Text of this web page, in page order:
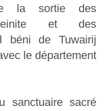
la sortie des
et des
béni de Tuwairij
le département
sanctuaire sacré